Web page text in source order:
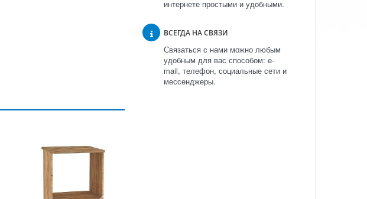
интернете простыми и удобными.
ВСЕГДА НА СВЯЗИ
Связаться с нами можно любым
удобным для вас способом: e-
mail, телефон, социальные сети и
мессенджеры.